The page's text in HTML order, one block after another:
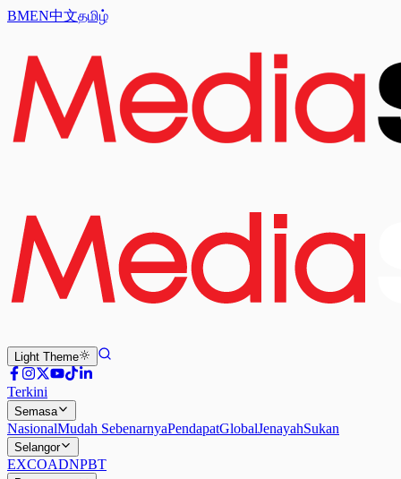
BMEN中文தமிழ்
Light Theme
Terkini
Semasa
NasionalMudah SebenarnyaPendapatGlobalJenayahSukan
Selangor
EXCOADNPBT